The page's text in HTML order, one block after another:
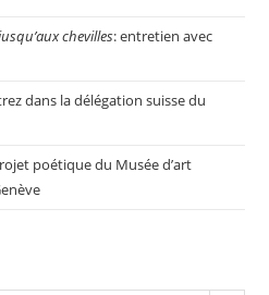
chevilles: entretien avec
dans la délégation suisse du
poétique du Musée d’art